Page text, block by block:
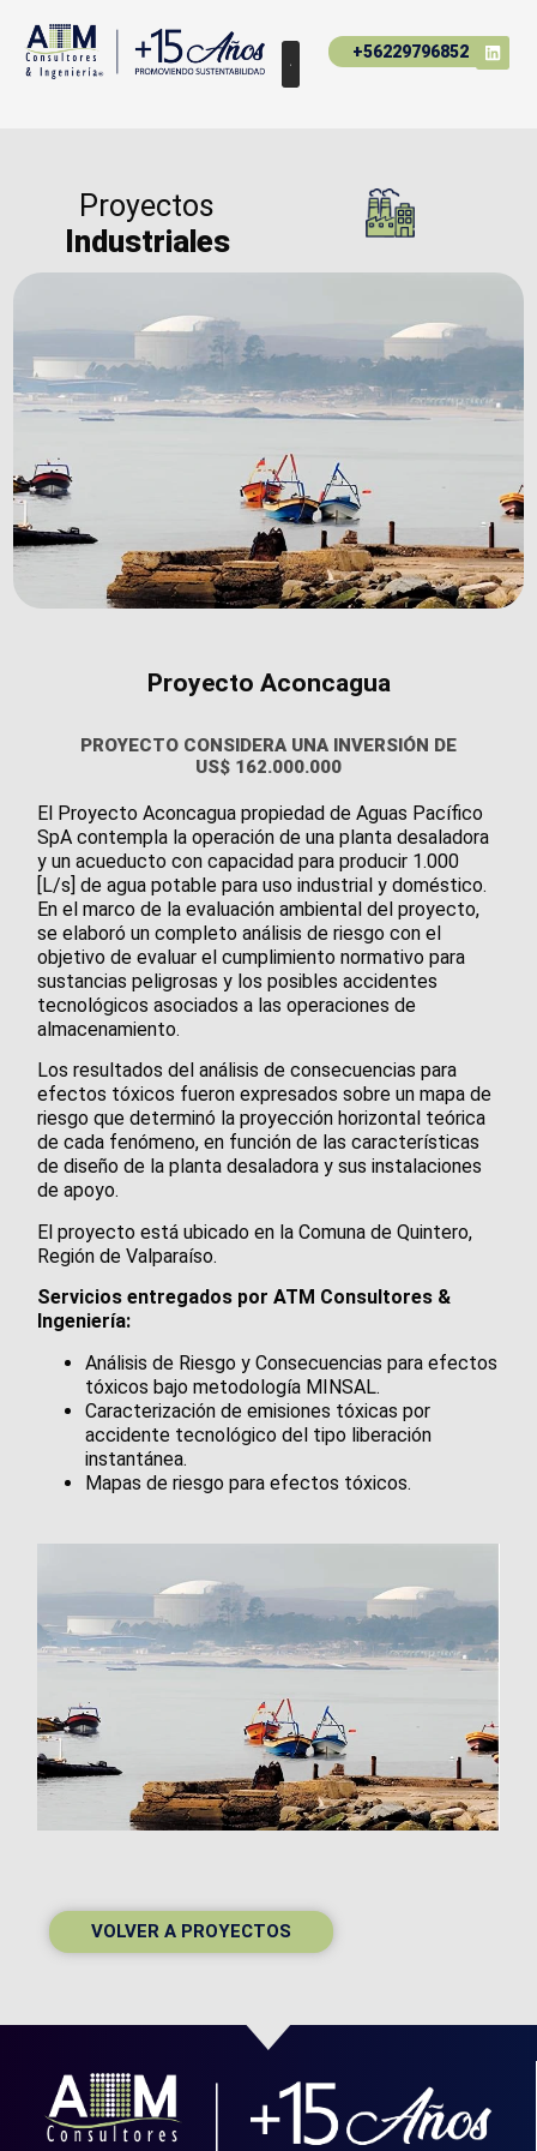
+56229796852
Proyectos
Industriales
Proyecto Aconcagua
PROYECTO CONSIDERA UNA INVERSIÓN DE
US$ 162.000.000
El Proyecto Aconcagua propiedad de Aguas Pacífico
SpA contempla la operación de una planta desaladora
y un acueducto con capacidad para producir 1.000
[L/s] de agua potable para uso industrial y doméstico.
En el marco de la evaluación ambiental del proyecto,
se elaboró un completo análisis de riesgo con el
objetivo de evaluar el cumplimiento normativo para
sustancias peligrosas y los posibles accidentes
tecnológicos asociados a las operaciones de
almacenamiento.
Los resultados del análisis de consecuencias para
efectos tóxicos fueron expresados sobre un mapa de
riesgo que determinó la proyección horizontal teórica
de cada fenómeno, en función de las características
de diseño de la planta desaladora y sus instalaciones
de apoyo.
El proyecto está ubicado en la Comuna de Quintero,
Región de Valparaíso.
Servicios entregados por ATM Consultores &
Ingeniería:
Análisis de Riesgo y Consecuencias para efectos
tóxicos bajo metodología MINSAL.
Caracterización de emisiones tóxicas por
accidente tecnológico del tipo liberación
instantánea.
Mapas de riesgo para efectos tóxicos.
VOLVER A PROYECTOS